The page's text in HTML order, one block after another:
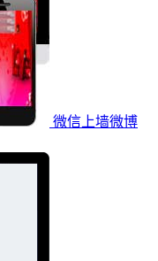
微信上墙微博